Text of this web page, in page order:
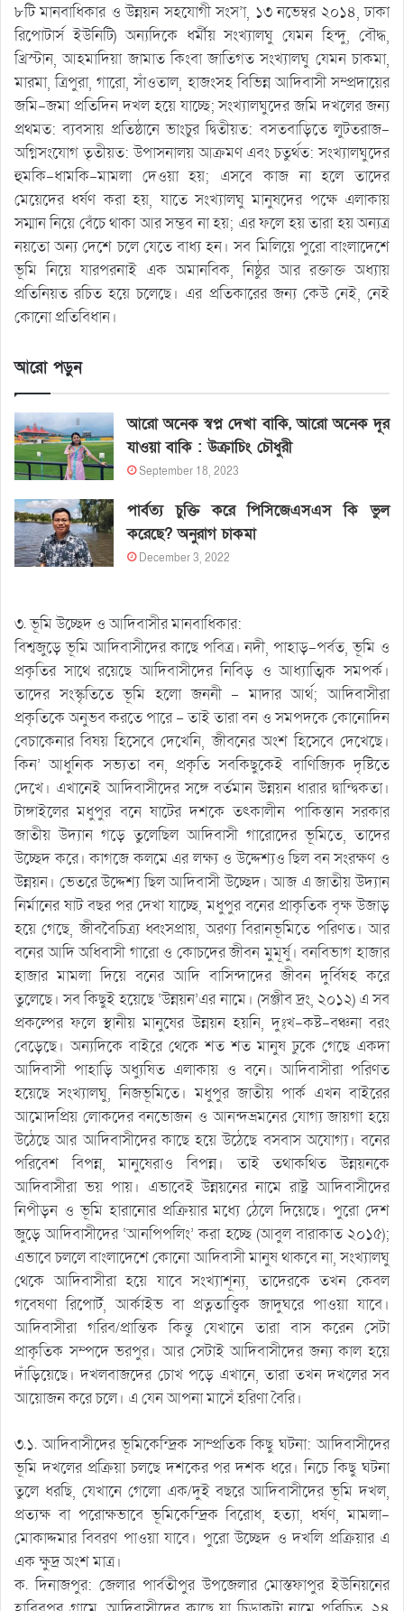
৮টি মানবাধিকার ও উন্নয়ন সহযোগী সংস’া, ১৩ নভেম্বর ২০১৪, ঢাকা
রিপোটার্স ইউনিটি) অন্যদিকে ধর্মীয় সংখ্যালঘু যেমন হিন্দু, বৌদ্ধ,
খ্রিস্টান, আহমাদিয়া জামাত কিংবা জাতিগত সংখ্যালঘু যেমন চাকমা,
মারমা, ত্রিপুরা, গারো, সাঁওতাল, হাজংসহ বিভিন্ন আদিবাসী সম্প্রদায়ের
জমি-জমা প্রতিদিন দখল হয়ে যাচ্ছে; সংখ্যালঘুদের জমি দখলের জন্য
প্রথমত: ব্যবসায় প্রতিষ্ঠানে ভাংচুর দ্বিতীয়ত: বসতবাড়িতে লুটতরাজ-
অগ্নিসংযোগ তৃতীয়ত: উপাসনালয় আক্রমণ এবং চতুর্থত: সংখ্যালঘুদের
হুমকি-ধামকি-মামলা দেওয়া হয়; এসবে কাজ না হলে তাদের
মেয়েদের ধর্ষণ করা হয়, যাতে সংখ্যালঘু মানুষদের পক্ষে এলাকায়
সম্মান নিয়ে বেঁচে থাকা আর সম্ভব না হয়; এর ফলে হয় তারা হয় অন্যত্র
নয়তো অন্য দেশে চলে যেতে বাধ্য হন। সব মিলিয়ে পুরো বাংলাদেশে
ভূমি নিয়ে যারপরনাই এক অমানবিক, নিষ্ঠুর আর রক্তাক্ত অধ্যায়
প্রতিনিয়ত রচিত হয়ে চলেছে। এর প্রতিকারের জন্য কেউ নেই, নেই
কোনো প্রতিবিধান।
আরো পড়ুন
আরো অনেক স্বপ্ন দেখা বাকি, আরো অনেক দূর
যাওয়া বাকি : উক্রাচিং চৌধুরী
September 18, 2023
পার্বত্য চুক্তি করে পিসিজেএসএস কি ভুল
করেছে? অনুরাগ চাকমা
December 3, 2022
৩. ভূমি উচ্ছেদ ও আদিবাসীর মানবাধিকার:
বিশ্বজুড়ে ভূমি আদিবাসীদের কাছে পবিত্র। নদী, পাহাড়-পর্বত, ভূমি ও
প্রকৃতির সাথে রয়েছে আদিবাসীদের নিবিড় ও আধ্যাত্মিক সমপর্ক।
তাদের সংস্কৃতিতে ভূমি হলো জননী – মাদার আর্থ; আদিবাসীরা
প্রকৃতিকে অনুভব করতে পারে – তাই তারা বন ও সমপদকে কোনোদিন
বেচাকেনার বিষয় হিসেবে দেখেনি, জীবনের অংশ হিসেবে দেখেছে।
কিন’ আধুনিক সভ্যতা বন, প্রকৃতি সবকিছুকেই বাণিজ্যিক দৃষ্টিতে
দেখে। এখানেই আদিবাসীদের সঙ্গে বর্তমান উন্নয়ন ধারার দ্বান্দ্বিকতা।
টাঙ্গাইলের মধুপুর বনে ষাটের দশকে তৎকালীন পাকিস্তান সরকার
জাতীয় উদ্যান গড়ে তুলেছিল আদিবাসী গারোদের ভূমিতে, তাদের
উচ্ছেদ করে। কাগজে কলমে এর লক্ষ্য ও উদ্দেশ্যও ছিল বন সংরক্ষণ ও
উন্নয়ন। ভেতরে উদ্দেশ্য ছিল আদিবাসী উচ্ছেদ। আজ এ জাতীয় উদ্যান
নির্মানের ষাট বছর পর দেখা যাচ্ছে, মধুপুর বনের প্রাকৃতিক বৃক্ষ উজাড়
হয়ে গেছে, জীববৈচিত্র্য ধ্বংসপ্রায়, অরণ্য বিরানভূমিতে পরিণত। আর
বনের আদি অধিবাসী গারো ও কোচদের জীবন মুমূর্ষু। বনবিভাগ হাজার
হাজার মামলা দিয়ে বনের আদি বাসিন্দাদের জীবন দুর্বিষহ করে
তুলেছে। সব কিছুই হয়েছে ‘উন্নয়ন’এর নামে। (সঞ্জীব দ্রং, ২০১২) এ সব
প্রকল্পের ফলে স্থানীয় মানুষের উন্নয়ন হয়নি, দুঃখ-কষ্ট-বঞ্চনা বরং
বেড়েছে। অন্যদিকে বাইরে থেকে শত শত মানুষ ঢুকে গেছে একদা
আদিবাসী পাহাড়ি অধ্যুষিত এলাকায় ও বনে। আদিবাসীরা পরিণত
হয়েছে সংখ্যালঘু, নিজভূমিতে। মধুপুর জাতীয় পার্ক এখন বাইরের
আমোদপ্রিয় লোকদের বনভোজন ও আনন্দভ্রমনের যোগ্য জায়গা হয়ে
উঠেছে আর আদিবাসীদের কাছে হয়ে উঠেছে বসবাস অযোগ্য। বনের
পরিবেশ বিপন্ন, মানুষেরাও বিপন্ন। তাই তথাকথিত উন্নয়নকে
আদিবাসীরা ভয় পায়। এভাবেই উন্নয়নের নামে রাষ্ট্র আদিবাসীদের
নিপীড়ন ও ভূমি হারানোর প্রক্রিয়ার মধ্যে ঠেলে দিয়েছে। পুরো দেশ
জুড়ে আদিবাসীদের ‘আনপিপলিং’ করা হচ্ছে (আবুল বারাকাত ২০১৫);
এভাবে চললে বাংলাদেশে কোনো আদিবাসী মানুষ থাকবে না, সংখ্যালঘু
থেকে আদিবাসীরা হয়ে যাবে সংখ্যাশূন্য, তাদেরকে তখন কেবল
গবেষণা রিপোর্ট, আর্কাইভ বা প্রত্নতাত্ত্বিক জাদুঘরে পাওয়া যাবে।
আদিবাসীরা গরিব/প্রান্তিক কিন্তু যেখানে তারা বাস করেন সেটা
প্রাকৃতিক সম্পদে ভরপুর। আর সেটাই আদিবাসীদের জন্য কাল হয়ে
দাঁড়িয়েছে। দখলবাজদের চোখ পড়ে এখানে, তারা তখন দখলের সব
আয়োজন করে চলে। এ যেন আপনা মাসেঁ হরিণা বৈরি।
৩.১. আদিবাসীদের ভূমিকেন্দ্রিক সাম্প্রতিক কিছু ঘটনা: আদিবাসীদের
ভূমি দখলের প্রক্রিয়া চলছে দশকের পর দশক ধরে। নিচে কিছু ঘটনা
তুলে ধরছি, যেখানে গেলো এক/দুই বছরে আদিবাসীদের ভূমি দখল,
প্রত্যক্ষ বা পরোক্ষভাবে ভূমিকেন্দ্রিক বিরোধ, হত্যা, ধর্ষণ, মামলা-
মোকাদ্দমার বিবরণ পাওয়া যাবে। পুরো উচ্ছেদ ও দখলি প্রক্রিয়ার এ
এক ক্ষুদ্র অংশ মাত্র।
ক. দিনাজপুর: জেলার পার্বতীপুর উপজেলার মোস্তফাপুর ইউনিয়নের